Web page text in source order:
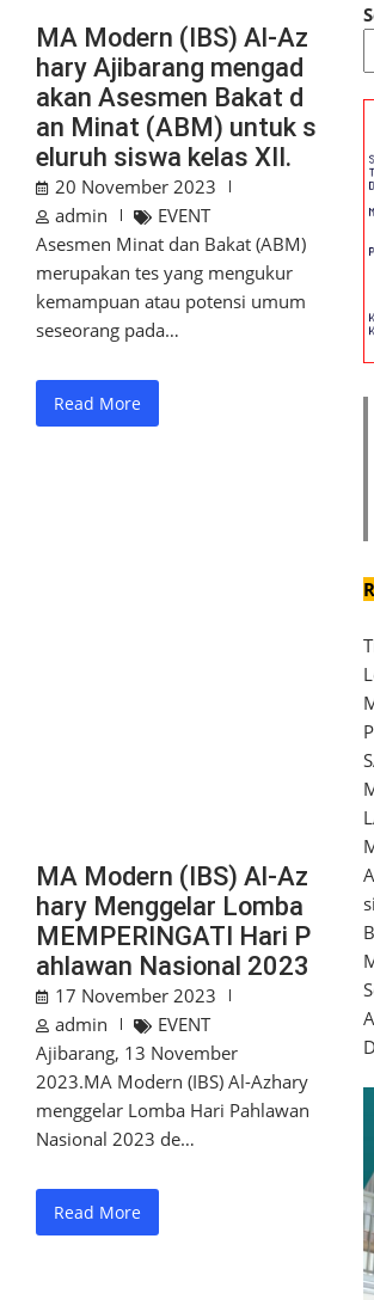
MA Modern (IBS) Al-Az
hary Ajibarang mengad
akan Asesmen Bakat d
an Minat (ABM) untuk s
eluruh siswa kelas XII.
20 November 2023
admin
EVENT
Asesmen Minat dan Bakat (ABM)
merupakan tes yang mengukur
kemampuan atau potensi umum
seseorang pada…
Read More
MA Modern (IBS) Al-Az
hary Menggelar Lomba
MEMPERINGATI Hari P
ahlawan Nasional 2023
17 November 2023
admin
EVENT
Ajibarang, 13 November
2023.MA Modern (IBS) Al-Azhary
menggelar Lomba Hari Pahlawan
Nasional 2023 de…
Read More